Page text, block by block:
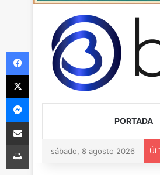
PORTADA
sábado, 8 agosto 2026
Facebook
X
Messenger
Compartir via Email